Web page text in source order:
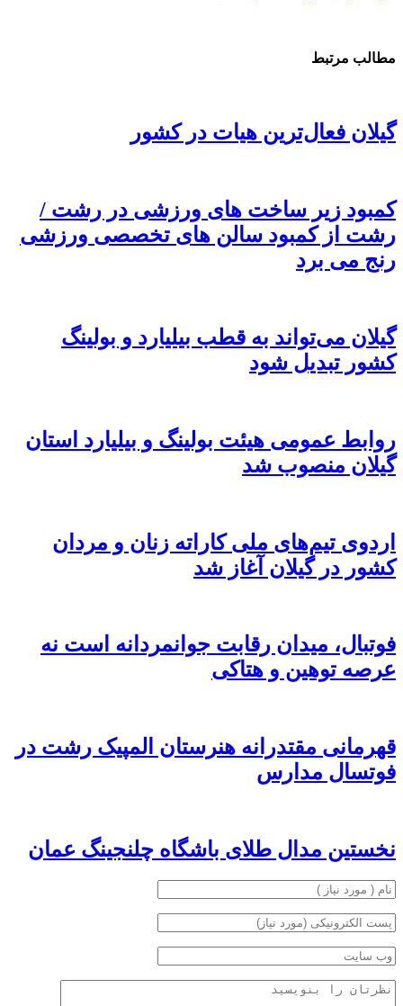
مطالب مرتبط
گیلان فعال‌ترین هیات در کشور
کمبود زیر ساخت های ورزشی در رشت /
رشت از کمبود سالن های تخصصی ورزشی
رنج می برد
گیلان می‌تواند به قطب بیلیارد و بولینگ
کشور تبدیل شود
روابط عمومی هیئت بولینگ و بیلیارد استان
گیلان منصوب شد
اردوی تیم‌های ملی کاراته زنان و مردان
کشور در گیلان آغاز شد
فوتبال، میدان رقابت جوانمردانه است نه
عرصه توهین و هتاکی
قهرمانی مقتدرانه هنرستان المپیک رشت در
فوتسال مدارس
نخستین مدال طلای باشگاه چلنجینگ عمان